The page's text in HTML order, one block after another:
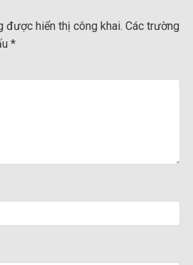
được hiển thị công khai. Các trường
*